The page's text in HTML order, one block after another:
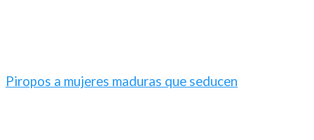
Piropos a mujeres maduras que seducen